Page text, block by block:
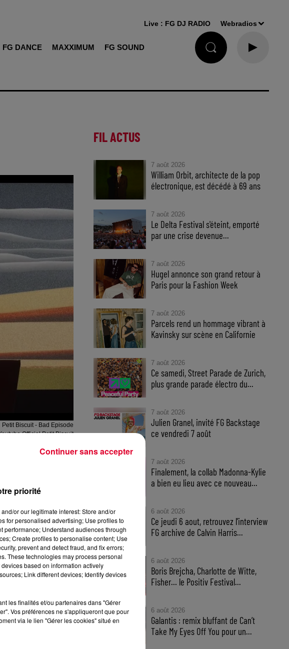
FG DANCE MAXXIMUM FG SOUND
Live : FG DJ RADIO Webradios
Petit Biscuit - Bad Episode
Officiel Petit Biscuit
Your Goals.
habituer
l’histoire de
Je ne crois pas
une
sur Instagram ; il
FIL ACTUS
7 août 2026
William Orbit, architecte de la pop
électronique, est décédé à 69 ans
7 août 2026
Le Delta Festival s'éteint, emporté
par une crise devenue...
7 août 2026
Hugel annonce son grand retour à
Paris pour la Fashion Week
7 août 2026
Parcels rend un hommage vibrant à
Kavinsky sur scène en Californie
7 août 2026
Ce samedi, Street Parade de Zurich,
plus grande parade électro du...
7 août 2026
Julien Granel, invité FG Backstage
ce vendredi 7 août
7 août 2026
Finalement, la collab Madonna-Kylie
a bien eu lieu avec ce nouveau...
6 août 2026
Ce jeudi 6 aout, retrouvez l'interview
FG archive de Calvin Harris...
6 août 2026
Boris Brejcha, Charlotte de Witte,
Fisher… le Positiv Festival...
6 août 2026
Galantis : remix bluffant de Can’t
Take My Eyes Off You pour un...
priorité
or our legitimate interest: Store and/or
for personalised advertising; Use profiles to
performance; Understand audiences through
Create profiles to personalise content; Use
prevent and detect fraud, and fix errors;
These technologies may process personal
based on information actively
Link different devices; Identify devices
les finalités et/ou partenaires dans "Gérer
Vos préférences ne s'appliqueront que pour
via le lien "Gérer les cookies" situé en
Continuer sans accepter